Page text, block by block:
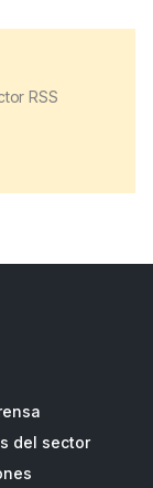
RSS
del sector